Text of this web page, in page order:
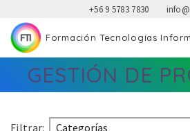
+56 9 5783 7830
Formación Tecnologías
GESTIÓN DE
Filtrar: